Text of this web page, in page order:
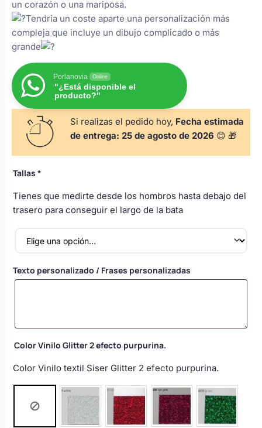
para arras
porta alianzas
de boda
bebé boda
Perchas de comunión
personalizadas
Rasca y Gana para Comunión:
Detalles de comunión para invitados
Ver todo
Bolsos personalizados
Neceseres personalizados
Otros regalos
Ver todo
un corazón o una mariposa.
Tendria un coste aparte una personalización más
compleja que incluye un dibujo complicado o más
grande
Porlanovia Online
"¿Está disponible el
producto?"
Si realizas el pedido hoy, Fecha estimada
de entrega: 25 de agosto de 2026 😊 🎁
Tallas *
Tienes que medirte desde los hombros hasta debajo del
trasero para conseguir el largo de la bata
Texto personalizado / Frases personalizadas
Color Vinilo Glitter 2 efecto purpurina.
Color Vinilo textil Siser Glitter 2 efecto purpurina.